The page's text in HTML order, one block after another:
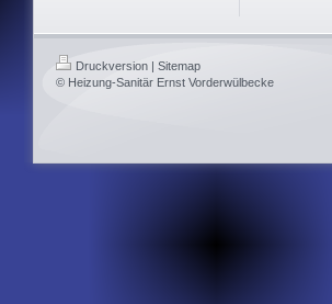
Druckversion | Sitemap
© Heizung-Sanitär Ernst Vorderwülbecke